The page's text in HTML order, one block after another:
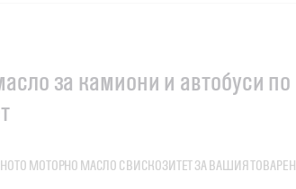
за камиони и автобуси по
МОТОРНО МАСЛО С ВИСКОЗИТЕТ ЗА ВАШИЯ ТОВАРЕН